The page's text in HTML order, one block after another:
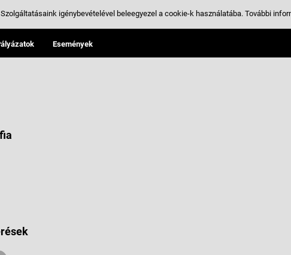
Események
Szolgáltatásaink igénybevételével beleegyezel a cookie-k használatába. További